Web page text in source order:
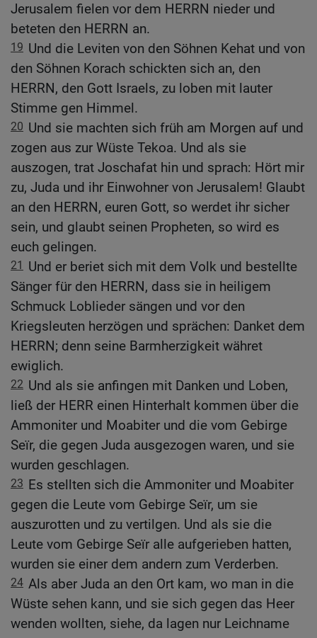
Jerusalem fielen vor dem HERRN nieder und
beteten den HERRN an.
19 Und die Leviten von den Söhnen Kehat und von
den Söhnen Korach schickten sich an, den
HERRN, den Gott Israels, zu loben mit lauter
Stimme gen Himmel.
20 Und sie machten sich früh am Morgen auf und
zogen aus zur Wüste Tekoa. Und als sie
auszogen, trat Joschafat hin und sprach: Hört mir
zu, Juda und ihr Einwohner von Jerusalem! Glaubt
an den HERRN, euren Gott, so werdet ihr sicher
sein, und glaubt seinen Propheten, so wird es
euch gelingen.
21
Und er beriet sich mit dem Volk und bestellte
Sänger für den HERRN, dass sie in heiligem
Schmuck Loblieder sängen und vor den
Kriegsleuten herzögen und sprächen: Danket dem
HERRN; denn seine Barmherzigkeit währet
ewiglich.
22 Und als sie anfingen mit Danken und Loben,
ließ der HERR einen Hinterhalt kommen über die
Ammoniter und Moabiter und die vom Gebirge
Seïr, die gegen Juda ausgezogen waren, und sie
wurden geschlagen.
23 Es stellten sich die Ammoniter und Moabiter
gegen die Leute vom Gebirge Seïr, um sie
auszurotten und zu vertilgen. Und als sie die
Leute vom Gebirge Seïr alle aufgerieben hatten,
wurden sie einer dem andern zum Verderben.
24 Als aber Juda an den Ort kam, wo man in die
Wüste sehen kann, und sie sich gegen das Heer
wenden wollten, siehe, da lagen nur Leichname